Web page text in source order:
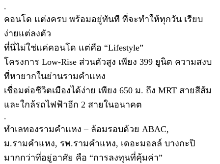
.
คอนโด แต่งครบ พร้อมอยู่ทันที ที่จะทำให้ทุกวัน เรียบ
ง่ายแต่ลงตัว
ที่นี่ไม่ใช่แค่คอนโด แต่คือ “Lifestyle”
โครงการ Low-Rise ส่วนตัวสูง เพียง 399 ยูนิต ความสงบ
ที่หายากในย่านรามคำแหง
เชื่อมต่อชีวิตเมืองได้ง่าย เพียง 650 ม. ถึง MRT สายสีส้ม
และใกล้รถไฟฟ้าอีก 2 สายในอนาคต
.
ทำเลทองรามคำแหง – ล้อมรอบด้วย ABAC,
ม.รามคำแหง, รพ.รามคำแหง, เดอะมอลล์ บางกะปิ
มากกว่าที่อยู่อาศัย คือ “การลงทุนที่คุ้มค่า”